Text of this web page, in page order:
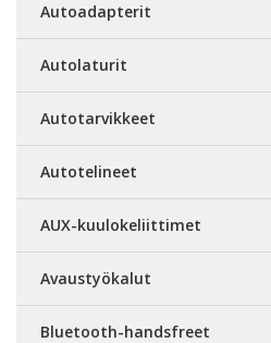
Autoadapterit
Autolaturit
Autotarvikkeet
Autotelineet
AUX-kuulokeliittimet
Avaustyökalut
Bluetooth-handsfreet